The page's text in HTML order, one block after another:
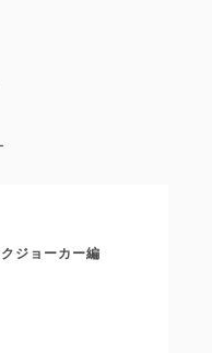
ジョーカー編